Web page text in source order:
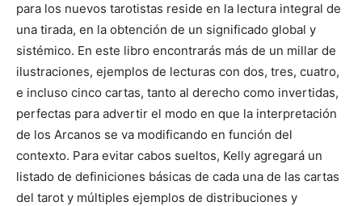
para los nuevos tarotistas reside en la lectura integral de
una tirada, en la obtención de un significado global y
sistémico. En este libro encontrarás más de un millar de
ilustraciones, ejemplos de lecturas con dos, tres, cuatro,
e incluso cinco cartas, tanto al derecho como invertidas,
perfectas para advertir el modo en que la interpretación
de los Arcanos se va modificando en función del
contexto. Para evitar cabos sueltos, Kelly agregará un
listado de definiciones básicas de cada una de las cartas
del tarot y múltiples ejemplos de distribuciones y